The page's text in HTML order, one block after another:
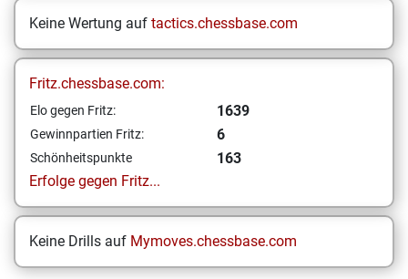
Keine Wertung auf tactics.chessbase.com
Fritz.chessbase.com:
Elo gegen Fritz: 1639
Gewinnpartien Fritz: 6
Schönheitspunkte
163
Erfolge gegen Fritz...
Keine Drills auf Mymoves.chessbase.com